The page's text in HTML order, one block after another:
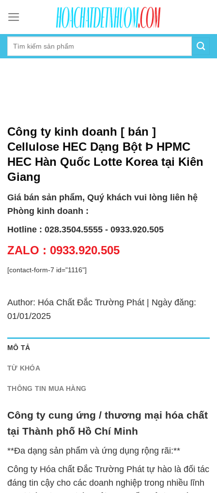
content
Công ty kinh doanh [ bán ]
Cellulose HEC Dạng Bột Þ HPMC
HEC Hàn Quốc Lotte Korea tại Kiên
Giang
Giá bán sản phẩm, Quý khách vui lòng liên hệ
Phòng kinh doanh :
Hotline : 028.3504.5555 - 0933.920.505
ZALO : 0933.920.505
[contact-form-7 id="1116"]
Author: Hóa Chất Đắc Trường Phát | Ngày đăng:
01/01/2025
MÔ TẢ
TỪ KHÓA
THÔNG TIN MUA HÀNG
Công ty cung ứng / thương mại hóa chất
tại Thành phố Hồ Chí Minh
**Đa dạng sản phẩm và ứng dụng rộng rãi:**
Công ty Hóa chất Đắc Trường Phát tự hào là đối tác
đáng tin cậy cho các doanh nghiệp trong nhiều lĩnh